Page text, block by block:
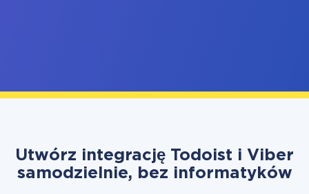
Utwórz integrację Todoist i Viber
samodzielnie, bez informatyków